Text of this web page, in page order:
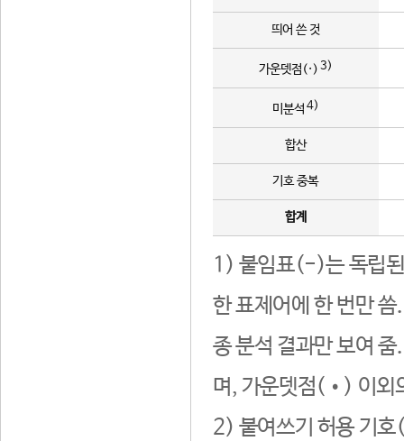
띄어 쓴 것
가운뎃점(·) 3)
미분석 4)
합산
기호 중복
합계
1) 붙임표(-)는 독립된
한 표제어에 한 번만
종 분석 결과만 보여
며, 가운뎃점(•) 이외
2) 붙여쓰기 허용 기호